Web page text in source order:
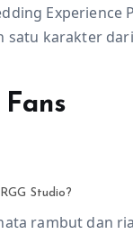
Experience
karakter
Studio?
rambut dan